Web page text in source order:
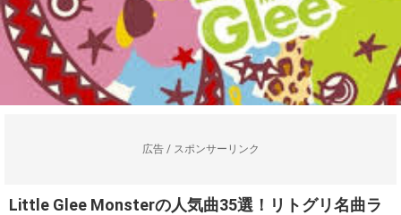
広告 / スポンサーリンク
Little Glee Monsterの人気曲35選！リトグリ名曲ラ